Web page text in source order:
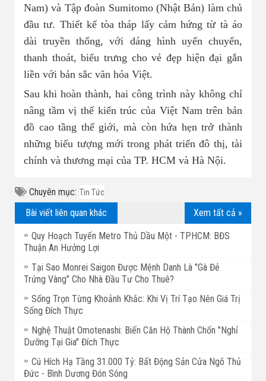
Nam) và Tập đoàn Sumitomo (Nhật Bản) làm chủ
đầu tư. Thiết kế tòa tháp lấy cảm hứng từ tà áo
dài truyền thống, với dáng hình uyển chuyển,
thanh thoát, biểu trưng cho vẻ đẹp hiện đại gắn
liền với bản sắc văn hóa Việt.
Sau khi hoàn thành, hai công trình này không chỉ
nâng tầm vị thế kiến trúc của Việt Nam trên bản
đồ cao tầng thế giới, mà còn hứa hẹn trở thành
những biểu tượng mới trong phát triển đô thị, tài
chính và thương mại của TP. HCM và Hà Nội.
Chuyên mục: Tin Tức
Xem tất cả »
Bài viết liên quan khác
Quy Hoạch Tuyến Metro Thủ Dầu Một - TPHCM: BĐS
Thuận An Hưởng Lợi
Tại Sao Monrei Saigon Được Mệnh Danh Là "Gà Đẻ
Trứng Vàng" Cho Nhà Đầu Tư Cho Thuê?
Sống Trọn Từng Khoảnh Khắc: Khi Vị Trí Tạo Nên Giá Trị
Sống Đích Thực
Nghệ Thuật Omotenashi: Biến Căn Hộ Thành Chốn "Nghỉ
Dưỡng Tại Gia" Đích Thực
Cú Hích Hạ Tầng 31.000 Tỷ: Bất Động Sản Cửa Ngõ Thủ
Đức - Bình Dương Đón Sóng